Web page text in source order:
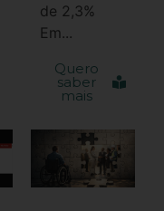
de 2,3%
Em...
Quero
saber
mais